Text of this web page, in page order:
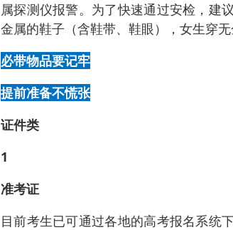
属探测仪报警。为了快速通过安检，建
金属的鞋子（含鞋带、鞋眼），女生穿无
必带物品要记牢
提前准备不慌张
证件类
1
准考证
目前考生已可通过各地的高考报名系统